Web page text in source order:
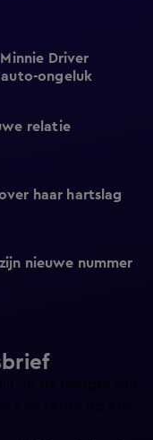
Driver
ongeluk
relatie
haar hartslag
nieuwe nummer
op de hoogte van